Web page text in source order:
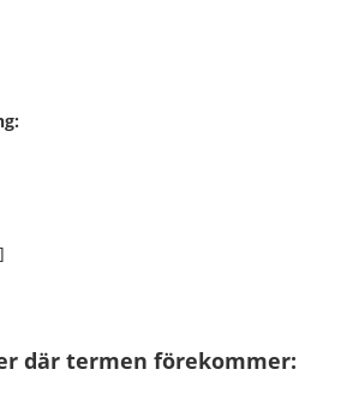
där termen förekommer: